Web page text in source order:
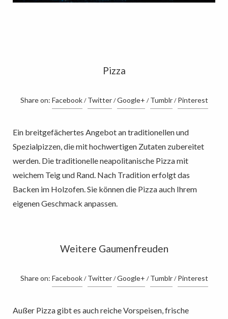
Pizza
Share on: Facebook Twitter Google+ Tumblr Pinterest
Ein breitgefächertes Angebot an traditionellen und
Spezialpizzen, die mit hochwertigen Zutaten zubereitet
werden. Die traditionelle neapolitanische Pizza mit
weichem Teig und Rand. Nach Tradition erfolgt das
Backen im Holzofen. Sie können die Pizza auch Ihrem
eigenen Geschmack anpassen.
Weitere Gaumenfreuden
Share on: Facebook Twitter Google+ Tumblr Pinterest
Außer Pizza gibt es auch reiche Vorspeisen, frische